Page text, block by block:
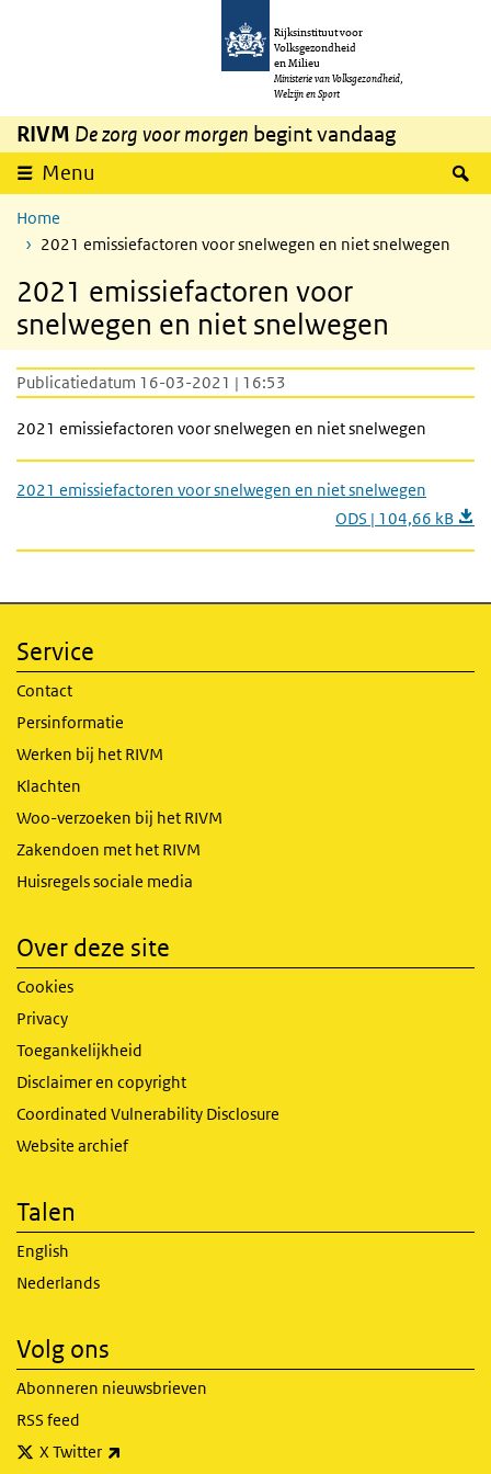
Overslaan en naar de inhoud gaan
Rijksinstituut voor
Volksgezondheid
en Milieu
Ministerie van Volksgezondheid,
Welzijn en Sport
RIVM De zorg voor morgen begint vandaag
Menu
Home
2021 emissiefactoren voor snelwegen en niet snelwegen
2021 emissiefactoren voor
snelwegen en niet snelwegen
Publicatiedatum 16-03-2021 | 16:53
2021 emissiefactoren voor snelwegen en niet snelwegen
2021 emissiefactoren voor snelwegen en niet snelwegen
ODS | 104,66 kB
Service
Contact
Persinformatie
Werken bij het RIVM
Klachten
Woo-verzoeken bij het RIVM
Zakendoen met het RIVM
Huisregels sociale media
Over deze site
Cookies
Privacy
Toegankelijkheid
Disclaimer en copyright
Coordinated Vulnerability Disclosure
Website archief
Talen
English
Nederlands
Volg ons
Abonneren nieuwsbrieven
RSS feed
X Twitter